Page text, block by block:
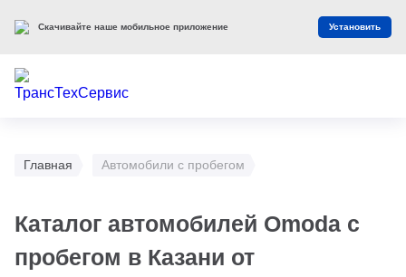
Главная Автомобили с пробегом
Каталог автомобилей Omoda с
пробегом в Казани от
Скачивайте наше мобильное приложение Установить